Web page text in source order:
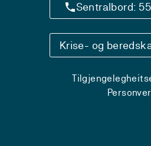
Sentralbord:
Krise- og